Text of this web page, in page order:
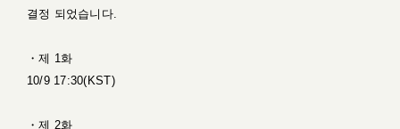
결정 되었습니다.
・제 1화
10/9 17:30(KST)
・제 2화